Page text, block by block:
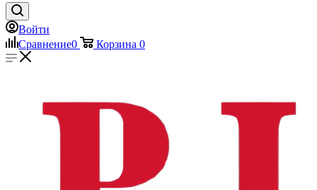
Войти
Сравнение0 Корзина 0